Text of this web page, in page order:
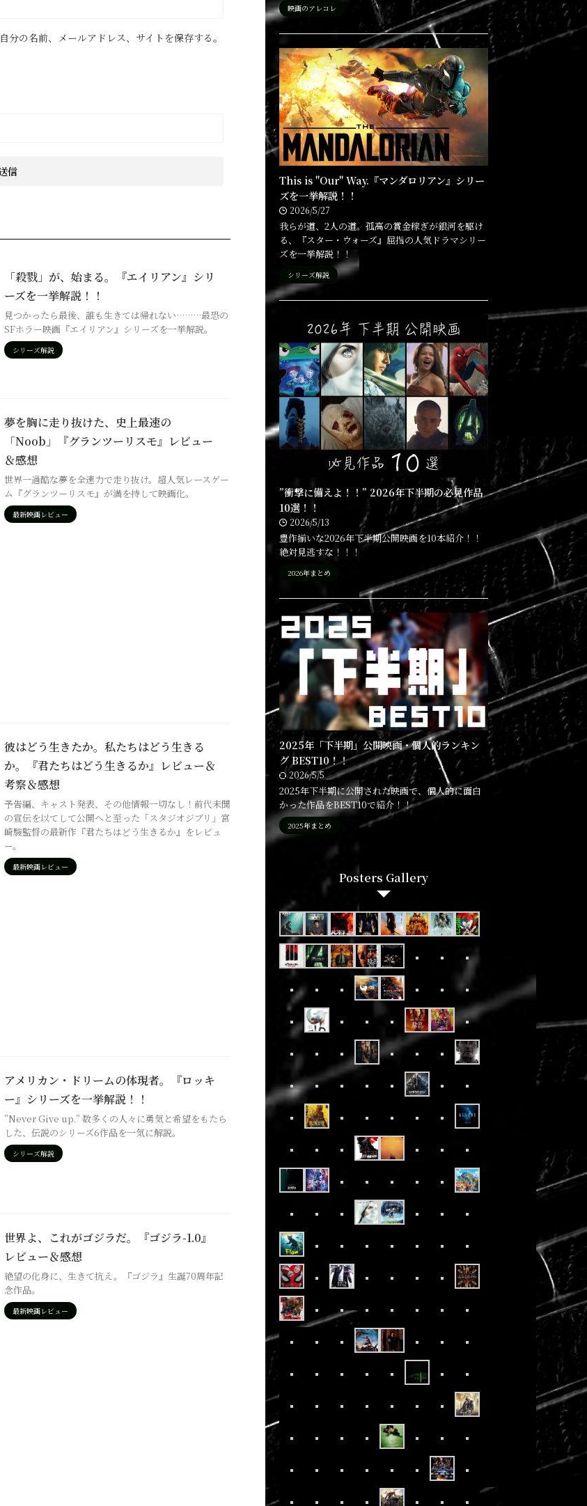
の名前、メールアドレス、サイトを保存する。
「殺戮」が、始まる。『エイリアン』シリ
ーズを一挙解説！！
見つかったら最後、誰も生きては帰れない………最恐の
SFホラー映画『エイリアン』シリーズを一挙解説。
シリーズ解説
夢を胸に走り抜けた、史上最速の
「Noob」『グランツーリスモ』レビュー
＆感想
世界一過酷な夢を全速力で走り抜け。超人気レースゲー
ム『グランツーリスモ』が満を持して映画化。
最新映画レビュー
彼はどう生きたか。私たちはどう生きる
か。『君たちはどう生きるか』レビュー＆
考察＆感想
予告編、キャスト発表、その他情報一切なし！前代未聞
の宣伝を以てして公開へと至った「スタジオジブリ」宮
崎駿監督の最新作『君たちはどう生きるか』をレビュ
ー。
最新映画レビュー
アメリカン・ドリームの体現者。『ロッキ
ー』シリーズを一挙解説！！
”Never Give up.” 数多くの人々に勇気と希望をもたら
した、伝説のシリーズ6作品を一気に解説。
シリーズ解説
世界よ、これがゴジラだ。『ゴジラ-1.0』
レビュー＆感想
絶望の化身に、生きて抗え。『ゴジラ』生誕70周年記
念作品。
最新映画レビュー
映画のアレコレ
This is "Our" Way.『マンダロリアン』シリー
ズを一挙解説！！
2026/5/27
我らが道、2人の道。孤高の賞金稼ぎが銀河を駆け
る、『スター・ウォーズ』屈指の人気ドラマシリー
ズを一挙解説！！
シリーズ解説
”衝撃に備えよ！！” 2026年下半期の必見作品
10選！！
2026/5/13
豊作揃いな2026年下半期公開映画を10本紹介！！
絶対見逃すな！！！
2026年まとめ
2025年「下半期」公開映画・個人的ランキン
グ BEST10！！
2026/5/5
2025年下半期に公開された映画で、個人的に面白
かった作品をBEST10で紹介！！
2025年まとめ
Posters Gallery